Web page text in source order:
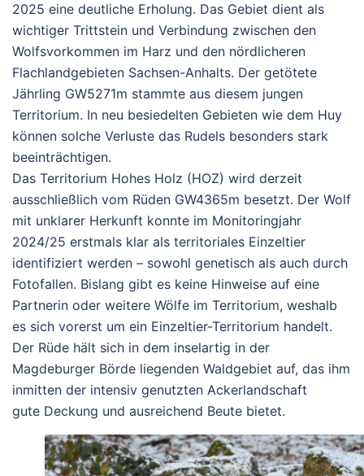
2025 eine deutliche Erholung. Das Gebiet dient als
wichtiger Trittstein und Verbindung zwischen den
Wolfsvorkommen im Harz und den nördlicheren
Flachlandgebieten Sachsen-Anhalts. Der getötete
Jährling GW5271m stammte aus diesem jungen
Territorium. In neu besiedelten Gebieten wie dem Huy
können solche Verluste das Rudels besonders stark
beeinträchtigen.
Das Territorium Hohes Holz (HOZ) wird derzeit
ausschließlich vom Rüden GW4365m besetzt. Der Wolf
mit unklarer Herkunft konnte im Monitoringjahr
2024/25 erstmals klar als territoriales Einzeltier
identifiziert werden – sowohl genetisch als auch durch
Fotofallen. Bislang gibt es keine Hinweise auf eine
Partnerin oder weitere Wölfe im Territorium, weshalb
es sich vorerst um ein Einzeltier-Territorium handelt.
Der Rüde hält sich in dem inselartig in der
Magdeburger Börde liegenden Waldgebiet auf, das ihm
inmitten der intensiv genutzten Ackerlandschaft
gute Deckung und ausreichend Beute bietet.